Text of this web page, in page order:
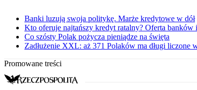
Banki luzują swoja politykę. Marże kredytowe w dół
Kto oferuje najtańszy kredyt ratalny? Oferta
Co szósty Polak pożycza pieniądze na święta
Zadłużenie XXL: aż 371 Polaków ma długi liczone
Promowane treści